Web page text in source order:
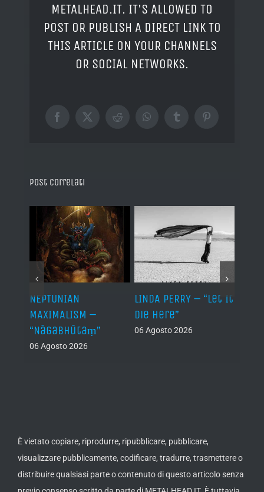
METALHEAD.IT. IT'S ALLOWED TO
POST OR PUBLISH A DIRECT LINK TO
THIS ARTICLE ON YOUR CHANNELS
OR SOCIAL NETWORKS.
Facebook
X RedditWhatsAppTumblrPinterest
Post correlati
NEPTUNIAN
MAXIMALISM –
“Nāgabhūtaṃ”
06 Agosto 2026
LINDA PERRY – “Let It
Die Here”
06 Agosto 2026
È vietato copiare, riprodurre, ripubblicare, pubblicare,
visualizzare pubblicamente, codificare, tradurre, trasmettere o
distribuire qualsiasi parte o contenuto di questo articolo senza